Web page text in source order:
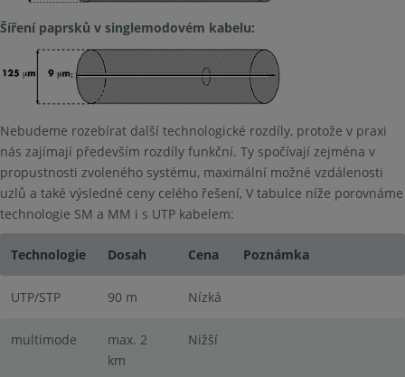
Šíření paprsků v singlemodovém kabelu:
Nebudeme rozebírat další technologické rozdíly, protože v praxi
nás zajímají především rozdíly funkční. Ty spočívají zejména v
propustnosti zvoleného systému, maximální možné vzdálenosti
uzlů a také výsledné ceny celého řešení, V tabulce níže porovnáme
technologie SM a MM i s UTP kabelem:
Technologie Dosah Cena Poznámka
UTP/STP 90 m Nízká
multimode
max. 2
km
Nižší